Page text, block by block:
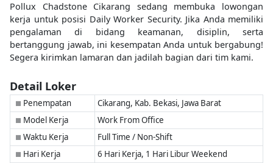
Pollux Chadstone Cikarang sedang membuka lowongan
kerja untuk posisi Daily Worker Security. Jika Anda memiliki
pengalaman di bidang keamanan, disiplin, serta
bertanggung jawab, ini kesempatan Anda untuk bergabung!
Segera kirimkan lamaran dan jadilah bagian dari tim kami.
Detail Loker
■ Penempatan Cikarang, Kab. Bekasi, Jawa Barat
■ Model Kerja Work From Office
■ Waktu Kerja Full Time / Non-Shift
■ Hari Kerja 6 Hari Kerja, 1 Hari Libur Weekend